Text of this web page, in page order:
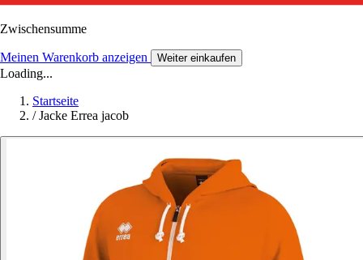
Zwischensumme
Meinen Warenkorb anzeigen Weiter einkaufen
Loading...
Startseite
/ Jacke Errea jacob